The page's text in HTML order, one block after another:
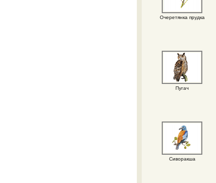
Очеретянка прудка
Пугач
Сиворакша